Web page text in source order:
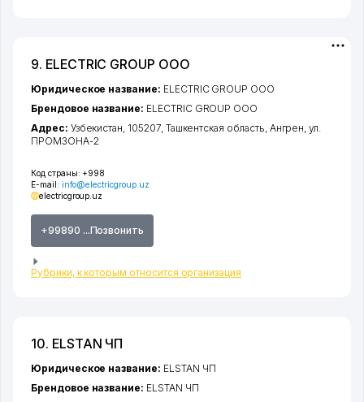
9. ELECTRIC GROUP ООО
Код страны: +998
E-mail: info@electricgroup.uz
electricgroup.uz
+99890 ...Позвонить
Рубрики, к которым относится организация
Юридическое название: ELECTRIC GROUP ООО
Брендовое название: ELECTRIC GROUP ООО
Адрес: Узбекистан, 105207, Ташкентская область Ангрен ,ул.
ПРОМЗОНА-2
10. ELSTAN ЧП
Юридическое название: ELSTAN ЧП
Брендовое название: ELSTAN ЧП